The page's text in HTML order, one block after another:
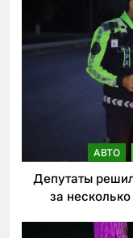
АВТО
Депутаты
за